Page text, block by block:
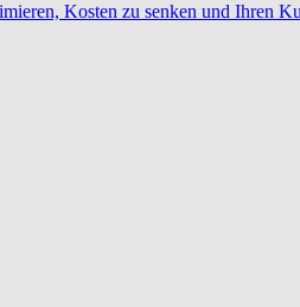
Kosten zu senken und Ihren